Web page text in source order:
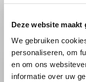
Deze website
We gebruiken
personaliseren, om
en om ons
informatie over uw